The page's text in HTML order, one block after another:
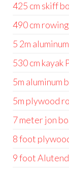
425 cm skiff
490 cm
5 2m
530 cm kayak
5m aluminum
5m plywood
7 meter jon
8 foot
9 foot